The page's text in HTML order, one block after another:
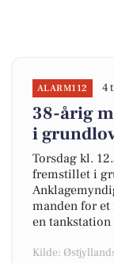
ALARM112 4
38-årig
i
Torsdag kl.
fremstillet i
manden for et
en tankstation
Kilde: